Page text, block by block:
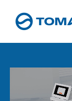
naar
inhoud